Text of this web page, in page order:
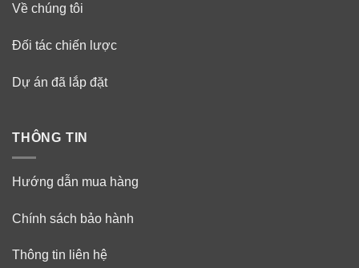
Về chúng tôi
Đối tác chiến lược
Dự án đã lắp đặt
THÔNG TIN
Hướng dẫn mua hàng
Chính sách bảo hành
Thông tin liên hệ